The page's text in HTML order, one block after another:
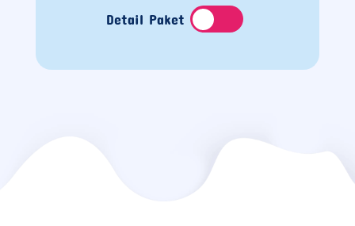
Detail Paket